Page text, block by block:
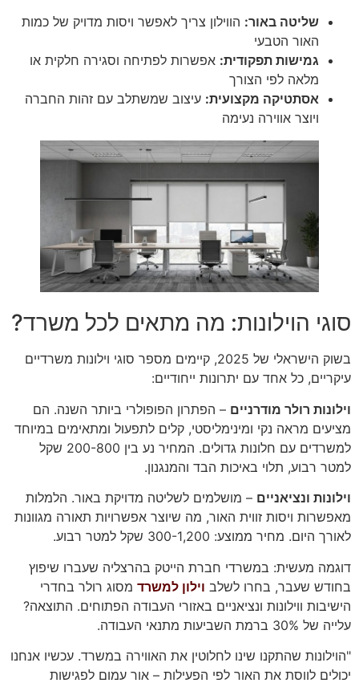
שליטה באור: הווילון צריך לאפשר ויסות מדויק של כמות
האור הטבעי
גמישות תפקודית: אפשרות לפתיחה וסגירה חלקית או
מלאה לפי הצורך
אסתטיקה מקצועית: עיצוב שמשתלב עם זהות החברה
ויוצר אווירה נעימה
סוגי הוילונות: מה מתאים לכל משרד?
בשוק הישראלי של 2025, קיימים מספר סוגי וילונות משרדיים
עיקריים, כל אחד עם יתרונות ייחודיים:
וילונות רולר מודרניים – הפתרון הפופולרי ביותר השנה. הם
מציעים מראה נקי ומינימליסטי, קלים לתפעול ומתאימים במיוחד
למשרדים עם חלונות גדולים. המחיר נע בין 200-800 שקל
למטר רבוע, תלוי באיכות הבד והמנגנון.
וילונות ונציאניים – מושלמים לשליטה מדויקת באור. הלמלות
מאפשרות ויסות זווית האור, מה שיוצר אפשרויות תאורה מגוונות
לאורך היום. מחיר ממוצע: 300-1,200 שקל למטר רבוע.
דוגמה מעשית: במשרדי חברת הייטק בהרצליה שעברו שיפוץ
בחודש שעבר, בחרו לשלב וילון למשרד מסוג רולר בחדרי
הישיבות ווילונות ונציאניים באזורי העבודה הפתוחים. התוצאה?
עלייה של 30% ברמת השביעות מתנאי העבודה.
"הוילונות שהתקנו שינו לחלוטין את האווירה במשרד. עכשיו אנחנו
יכולים לווסת את האור לפי הפעילות – אור עמום לפגישות